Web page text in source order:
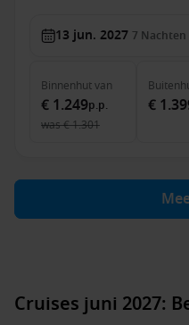
13 jun. 2027 7 Nachten
Binnenhutvan
€ 1.249p.p.
was€ 1.301
€
Cruises juni 2027: